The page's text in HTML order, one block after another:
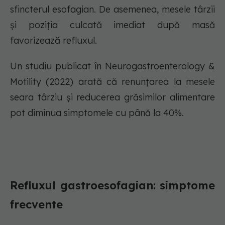
sfincterul esofagian. De asemenea, mesele târzii
și poziția culcată imediat după masă
favorizează refluxul.
Un studiu publicat în Neurogastroenterology &
Motility (2022) arată că renunțarea la mesele
seara târziu și reducerea grăsimilor alimentare
pot diminua simptomele cu până la 40%.
Refluxul gastroesofagian: simptome
frecvente